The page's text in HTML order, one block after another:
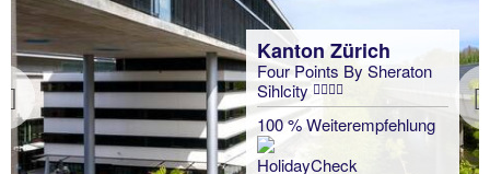
Previous
Kanton Zürich
Four Points By Sheraton
Sihlcity
100 % Weiterempfehlung